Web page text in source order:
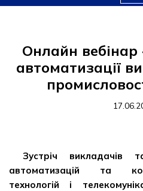
Онлайн вебінар
автоматизації
Зустріч викладачів
автоматизацій та
технологій і